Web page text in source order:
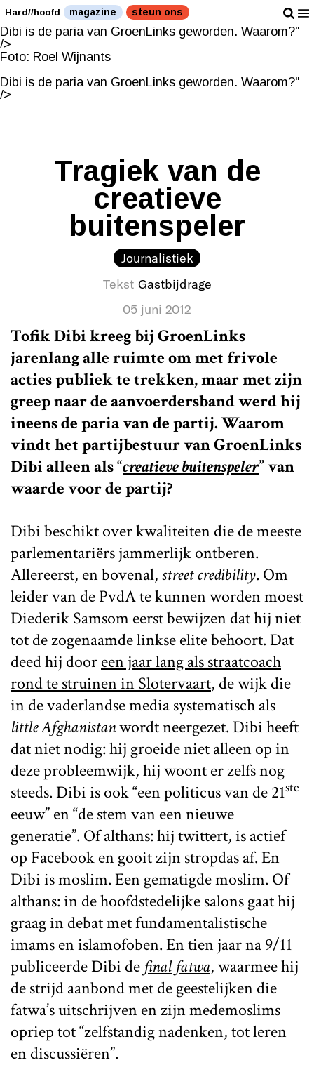
Foto: Roel Wijnants
Dibi is de paria van GroenLinks geworden. Waarom?"
/>
Foto: Roel Wijnants
Dibi is de paria van GroenLinks geworden. Waarom?"
/>
Hard//hoofd magazine steun ons
Tragiek van de
creatieve
buitenspeler
Journalistiek
Tekst Gastbijdrage
05 juni 2012
Tofik Dibi kreeg bij GroenLinks
jarenlang alle ruimte om met frivole
acties publiek te trekken, maar met zijn
greep naar de aanvoerdersband werd hij
ineens de paria van de partij. Waarom
vindt het partijbestuur van GroenLinks
Dibi alleen als “creatieve buitenspeler” van
waarde voor de partij?
Dibi beschikt over kwaliteiten die de meeste
parlementariërs jammerlijk ontberen.
Allereerst, en bovenal,street credibility. Om
leider van de PvdA te kunnen worden moest
Diederik Samsom eerst bewijzen dat hij niet
tot de zogenaamde linkse elite behoort. Dat
deed hij dooreen jaar lang als straatcoach
rond te struinen in Slotervaart, de wijk die
in de vaderlandse media systematisch als
little Afghanistanwordt neergezet. Dibi heeft
dat niet nodig: hij groeide niet alleen op in
deze probleemwijk, hij woont er zelfs nog
steeds. Dibi is ook “een politicus van de 21ste
eeuw” en “de stem van een nieuwe
generatie”. Of althans: hij twittert, is actief
op Facebook en gooit zijn stropdas af. En
Dibi is moslim. Een gematigde moslim. Of
althans: in de hoofdstedelijke salons gaat hij
graag in debat met fundamentalistische
imams en islamofoben. En tien jaar na 9/11
publiceerde Dibi de final fatwa, waarmee hij
de strijd aanbond met de geestelijken die
fatwa’s uitschrijven en zijn medemoslims
opriep tot “zelfstandig nadenken, tot leren
en discussiëren”.